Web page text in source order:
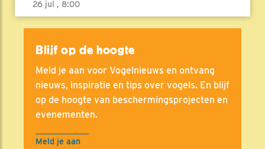
26 jul , 8:00
Blijf op de hoogte
Meld je aan voor Vogelnieuws en ontvang
nieuws, inspiratie en tips over vogels. En blijf
op de hoogte van beschermingsprojecten en
evenementen.
Meld je aan